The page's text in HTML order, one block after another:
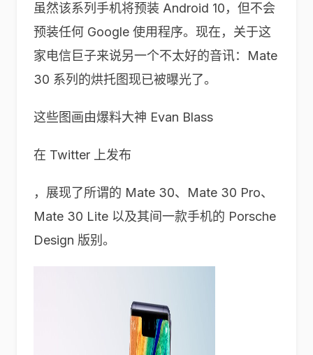
虽然该系列手机将预装 Android 10，但不会
预装任何 Google 使用程序。现在，关于这
家电信巨子来说另一个不太好的音讯：Mate
30 系列的烘托图现已被曝光了。
这些图画由爆料大神 Evan Blass
在 Twitter 上发布
，展现了所谓的 Mate 30、Mate 30 Pro、
Mate 30 Lite 以及其间一款手机的 Porsche
Design 版别。